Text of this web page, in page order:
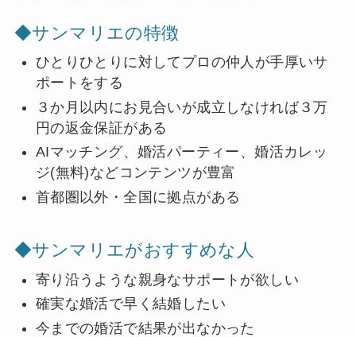
◆サンマリエの特徴
ひとりひとりに対してプロの仲人が手厚いサ
ポートをする
３か月以内にお見合いが成立しなければ３万
円の返金保証がある
AIマッチング、婚活パーティー、婚活カレッ
ジ(無料)などコンテンツが豊富
首都圏以外・全国に拠点がある
◆サンマリエがおすすめな人
寄り沿うような親身なサポートが欲しい
確実な婚活で早く結婚したい
今までの婚活で結果が出なかった